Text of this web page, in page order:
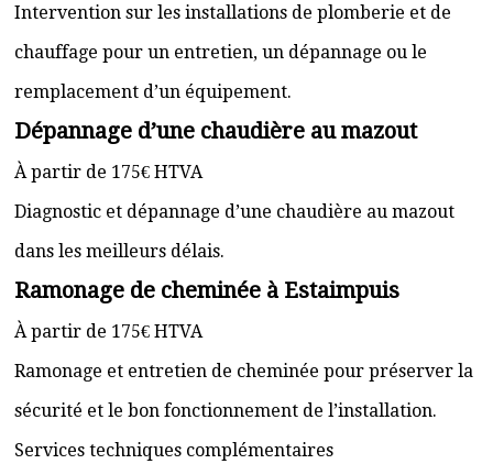
Intervention sur les installations de plomberie et de
chauffage pour un entretien, un dépannage ou le
remplacement d’un équipement.
Dépannage d’une chaudière au mazout
À partir de 175€ HTVA
Diagnostic et dépannage d’une chaudière au mazout
dans les meilleurs délais.
Ramonage de cheminée à Estaimpuis
À partir de 175€ HTVA
Ramonage et entretien de cheminée pour préserver la
sécurité et le bon fonctionnement de l’installation.
Services techniques complémentaires